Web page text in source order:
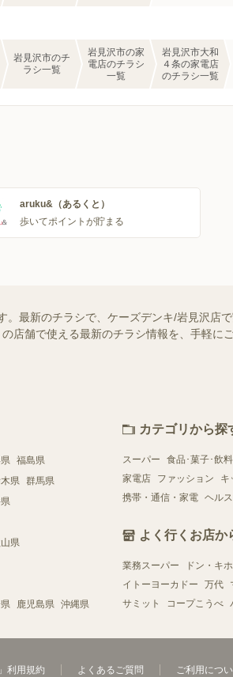
岩見沢市のチ
ラシ一覧
岩見沢市の家
電店のチラシ
一覧
岩見沢市大和
４条の家電店
のチラシ一覧
aruku&（あるくと）
歩いてポイントが貯まる
最新のチラシで、ケーズデンキ/岩見沢店
店舗で使える最新のチラシ情報を、手軽に
福島県
県 群馬県
県
鹿児島県 沖縄県
カテゴリから探
スーパー 食品･菓子･飲
家電店
ファッション キ
携帯・通信・家電 ヘル
よく行くお店か
業務スーパー ドン・キ
イトーヨーカドー
万代
サミット
コープこうべ
利用規約 よくあるご質問 ご利用につ